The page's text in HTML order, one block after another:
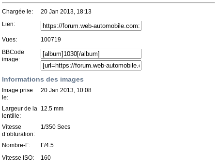
Chargée le:
20 Jan 2013, 18:13
Lien:
Vues:
100719
BBCode
image:
Informations des images
Image prise
le:
20 Jan 2013, 10:08
Largeur de la
lentille:
12.5 mm
Vitesse
d’obturation:
1/350 Secs
Nombre-F:
F/4.5
Vitesse ISO:
160